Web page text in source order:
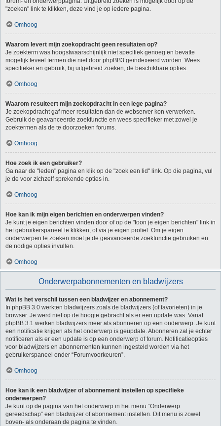
"zoeken" link te klikken, deze vind je op iedere pagina.
Omhoog
Waarom levert mijn zoekopdracht geen resultaten op?
Je zoekterm was hoogstwaarschijnlijk niet specifiek genoeg en bevatte
mogelijk teveel termen die niet door phpBB3 geïndexeerd worden. Wees
specifieker en gebruik, bij uitgebreid zoeken, de beschikbare opties.
Omhoog
Waarom resulteert mijn zoekopdracht in een lege pagina?
Je zoekopdracht gaf meer resultaten dan de webserver kon verwerken.
Gebruik de geavanceerde zoekfunctie en wees specifieker met zowel je
zoektermen als de te doorzoeken forums.
Omhoog
Hoe zoek ik een gebruiker?
Ga naar de "leden" pagina en klik op de "zoek een lid" link. Op die pagina, vul
je de voor zichzelf sprekende opties in.
Omhoog
Hoe kan ik mijn eigen berichten en onderwerpen vinden?
Je kunt je eigen berichten vinden door of op de "toon je eigen berichten" link in
het gebruikerspaneel te klikken, of via je eigen profiel. Om je eigen
onderwerpen te zoeken moet je de geavanceerde zoekfunctie gebruiken en
de nodige opties invullen.
Omhoog
Onderwerpabonnementen en bladwijzers
Wat is het verschil tussen een bladwijzer en abonnement?
In phpBB 3.0 werkten bladwijzers zoals de bladwijzers (of favorieten) in je
browser. Je werd niet op de hoogte gebracht als er een update was. Vanaf
phpBB 3.1 werken bladwijzers meer als abonneren op een onderwerp. Je kunt
een notificatie krijgen als het onderwerp is geüpdate. Abonneren zal je echter
notificeren als er een update is op een onderwerp of forum. Notificatieopties
voor bladwijzers en abonnementen kunnen ingesteld worden via het
gebruikerspaneel onder “Forumvoorkeuren”.
Omhoog
Hoe kan ik een bladwijzer of abonnement instellen op specifieke
onderwerpen?
Je kunt op de pagina van het onderwerp in het menu “Onderwerp
gereedschap” een bladwijzer of abonnement instellen. Dit menu is zowel
boven- als onderaan de pagina te vinden.